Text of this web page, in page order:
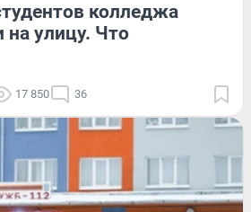
колледжа
на улицу. Что
17 850 36